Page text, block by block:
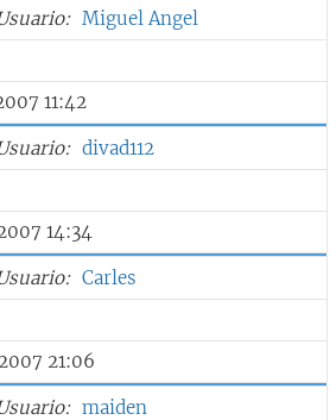
Miguel Angel
11:42
divad112
14:34
Carles
21:06
maiden